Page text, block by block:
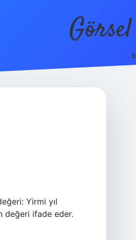
Yirmi yıl
değeri ifade eder.